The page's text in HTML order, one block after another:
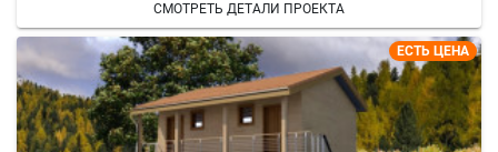
СМОТРЕТЬ ДЕТАЛИ ПРОЕКТА
ЕСТЬ ЦЕНА